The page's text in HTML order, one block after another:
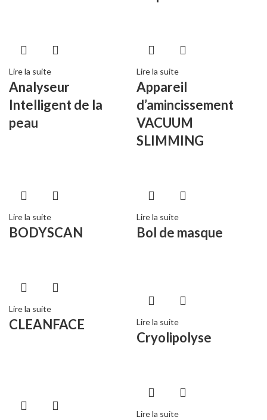
Lire la suite
Analyseur
Intelligent de la
peau
Lire la suite
Appareil
d’amincissement
VACUUM
SLIMMING
Lire la suite
BODYSCAN
Lire la suite
Bol de masque
Lire la suite
CLEANFACE Lire la suite
Cryolipolyse
Lire la suite